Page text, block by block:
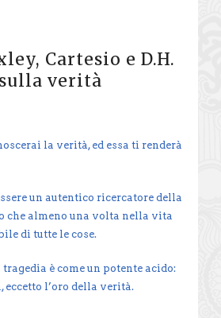
Cartesio e D.H.
verità
la verità, ed essa ti renderà
un autentico ricercatore della
che almeno una volta nella vita
di tutte le cose.
tragedia è come un potente acido:
eccetto l’oro della verità.